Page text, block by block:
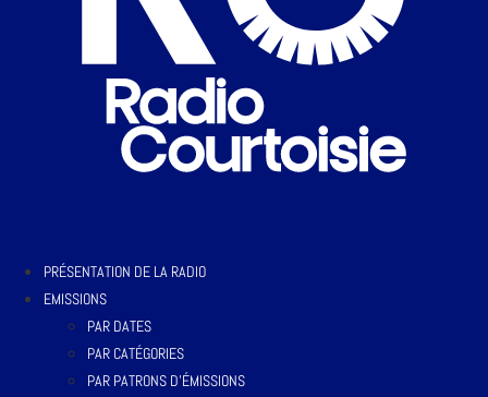
PRÉSENTATION DE LA RADIO
EMISSIONS
PAR DATES
PAR CATÉGORIES
PAR PATRONS D’ÉMISSIONS